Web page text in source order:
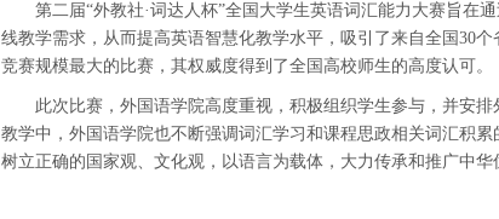
第二届“外教社·词达人杯”全国大学生英语词汇能力大赛旨在
线教学需求，从而提高英语智慧化教学水平，吸引了来自全国30
竞赛规模最大的比赛，其权威度得到了全国高校师生的高度认可。
此次比赛，外国语学院高度重视，积极组织学生参与，并安
教学中，外国语学院也不断强调词汇学习和课程思政相关词汇积
树立正确的国家观、文化观，以语言为载体，大力传承和推广中华